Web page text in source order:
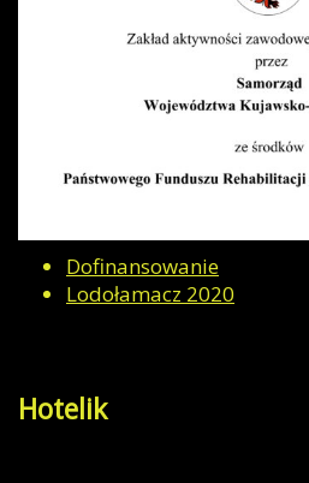
Dofinansowanie
Lodołamacz 2020
Hotelik